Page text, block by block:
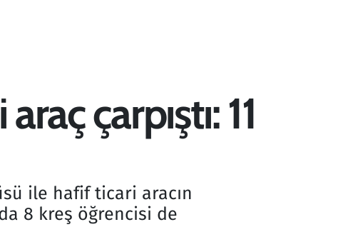
çarpıştı: 11
ile hafif ticari aracın
8 kreş öğrencisi de